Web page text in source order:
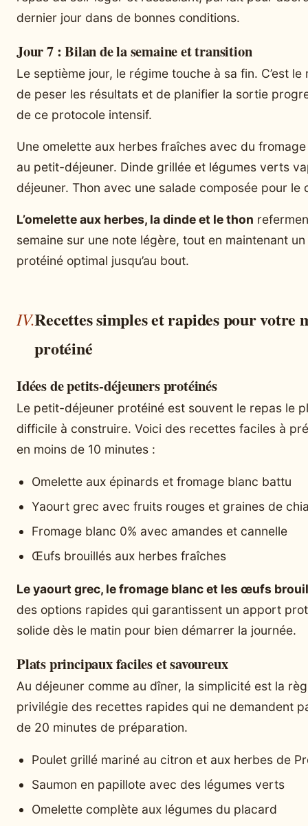
dernier jour dans de bonnes conditions.
Jour 7 : Bilan de la semaine et transition
Le septième jour, le régime touche à sa fin. C’est le
de peser les résultats et de planifier la sortie
de ce protocole intensif.
Une omelette aux herbes fraîches avec du
au petit-déjeuner. Dinde grillée et légumes verts
déjeuner. Thon avec une salade composée pour le
L’omelette aux herbes, la dinde et le thon
semaine sur une note légère, tout en maintenant
protéiné optimal jusqu’au bout.
Recettes simples et rapides pour votre
protéiné
Idées de petits-déjeuners protéinés
Le petit-déjeuner protéiné est souvent le repas le
difficile à construire. Voici des recettes faciles à
en moins de 10 minutes :
Omelette aux épinards et fromage blanc battu
Yaourt grec avec fruits rouges et graines de
Fromage blanc 0% avec amandes et cannelle
Œufs brouillés aux herbes fraîches
Le yaourt grec, le fromage blanc et les œufs
des options rapides qui garantissent un apport
solide dès le matin pour bien démarrer la journée.
Plats principaux faciles et savoureux
Au déjeuner comme au dîner, la simplicité est la
privilégie des recettes rapides qui ne demandent
de 20 minutes de préparation.
Poulet grillé mariné au citron et aux herbes de
Saumon en papillote avec des légumes verts
Omelette complète aux légumes du placard